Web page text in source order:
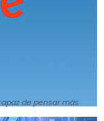
de pensar más